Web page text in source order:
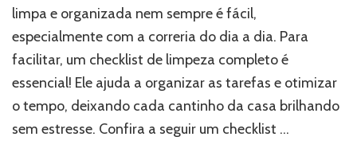
limpa e organizada nem sempre é fácil,
especialmente com a correria do dia a dia. Para
facilitar, um checklist de limpeza completo é
essencial! Ele ajuda a organizar as tarefas e otimizar
o tempo, deixando cada cantinho da casa brilhando
sem estresse. Confira a seguir um checklist …